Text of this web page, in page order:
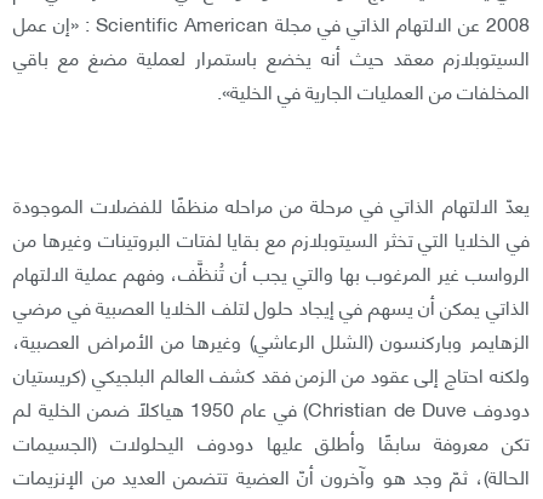
2008 عن الالتهام الذاتي في مجلة Scientific American : «إن عمل
السيتوبلازم معقد حيث أنه يخضع باستمرار لعملية مضغ مع باقي
المخلفات من العمليات الجارية في الخلية».
يعدّ الالتهام الذاتي في مرحلة من مراحله منظفًا للفضلات الموجودة
في الخلايا التي تخثر السيتوبلازم مع بقايا لفتات البروتينات وغيرها من
الرواسب غير المرغوب بها والتي يجب أن تُنظَّف، وفهم عملية الالتهام
الذاتي يمكن أن يسهم في إيجاد حلول لتلف الخلايا العصبية في مرضي
الزهايمر وباركنسون (الشلل الرعاشي) وغيرها من الأمراض العصبية،
ولكنه احتاج إلى عقود من الزمن فقد كشف العالم البلجيكي (كريستيان
دودوف Christian de Duve) في عام 1950 هياكلًا ضمن الخلية لم
تكن معروفة سابقًا وأطلق عليها دودوف اليحلولات (الجسيمات
الحالة)، ثمّ وجد هو وآخرون أنّ العضية تتضمن العديد من الإنزيمات